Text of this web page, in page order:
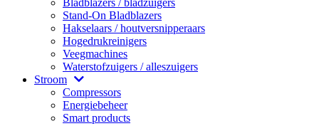
Bladblazers / bladzuigers
Stand-On Bladblazers
Hakselaars / houtversnipperaars
Hogedrukreinigers
Veegmachines
Waterstofzuigers / alleszuigers
Stroom
Compressors
Energiebeheer
Smart products